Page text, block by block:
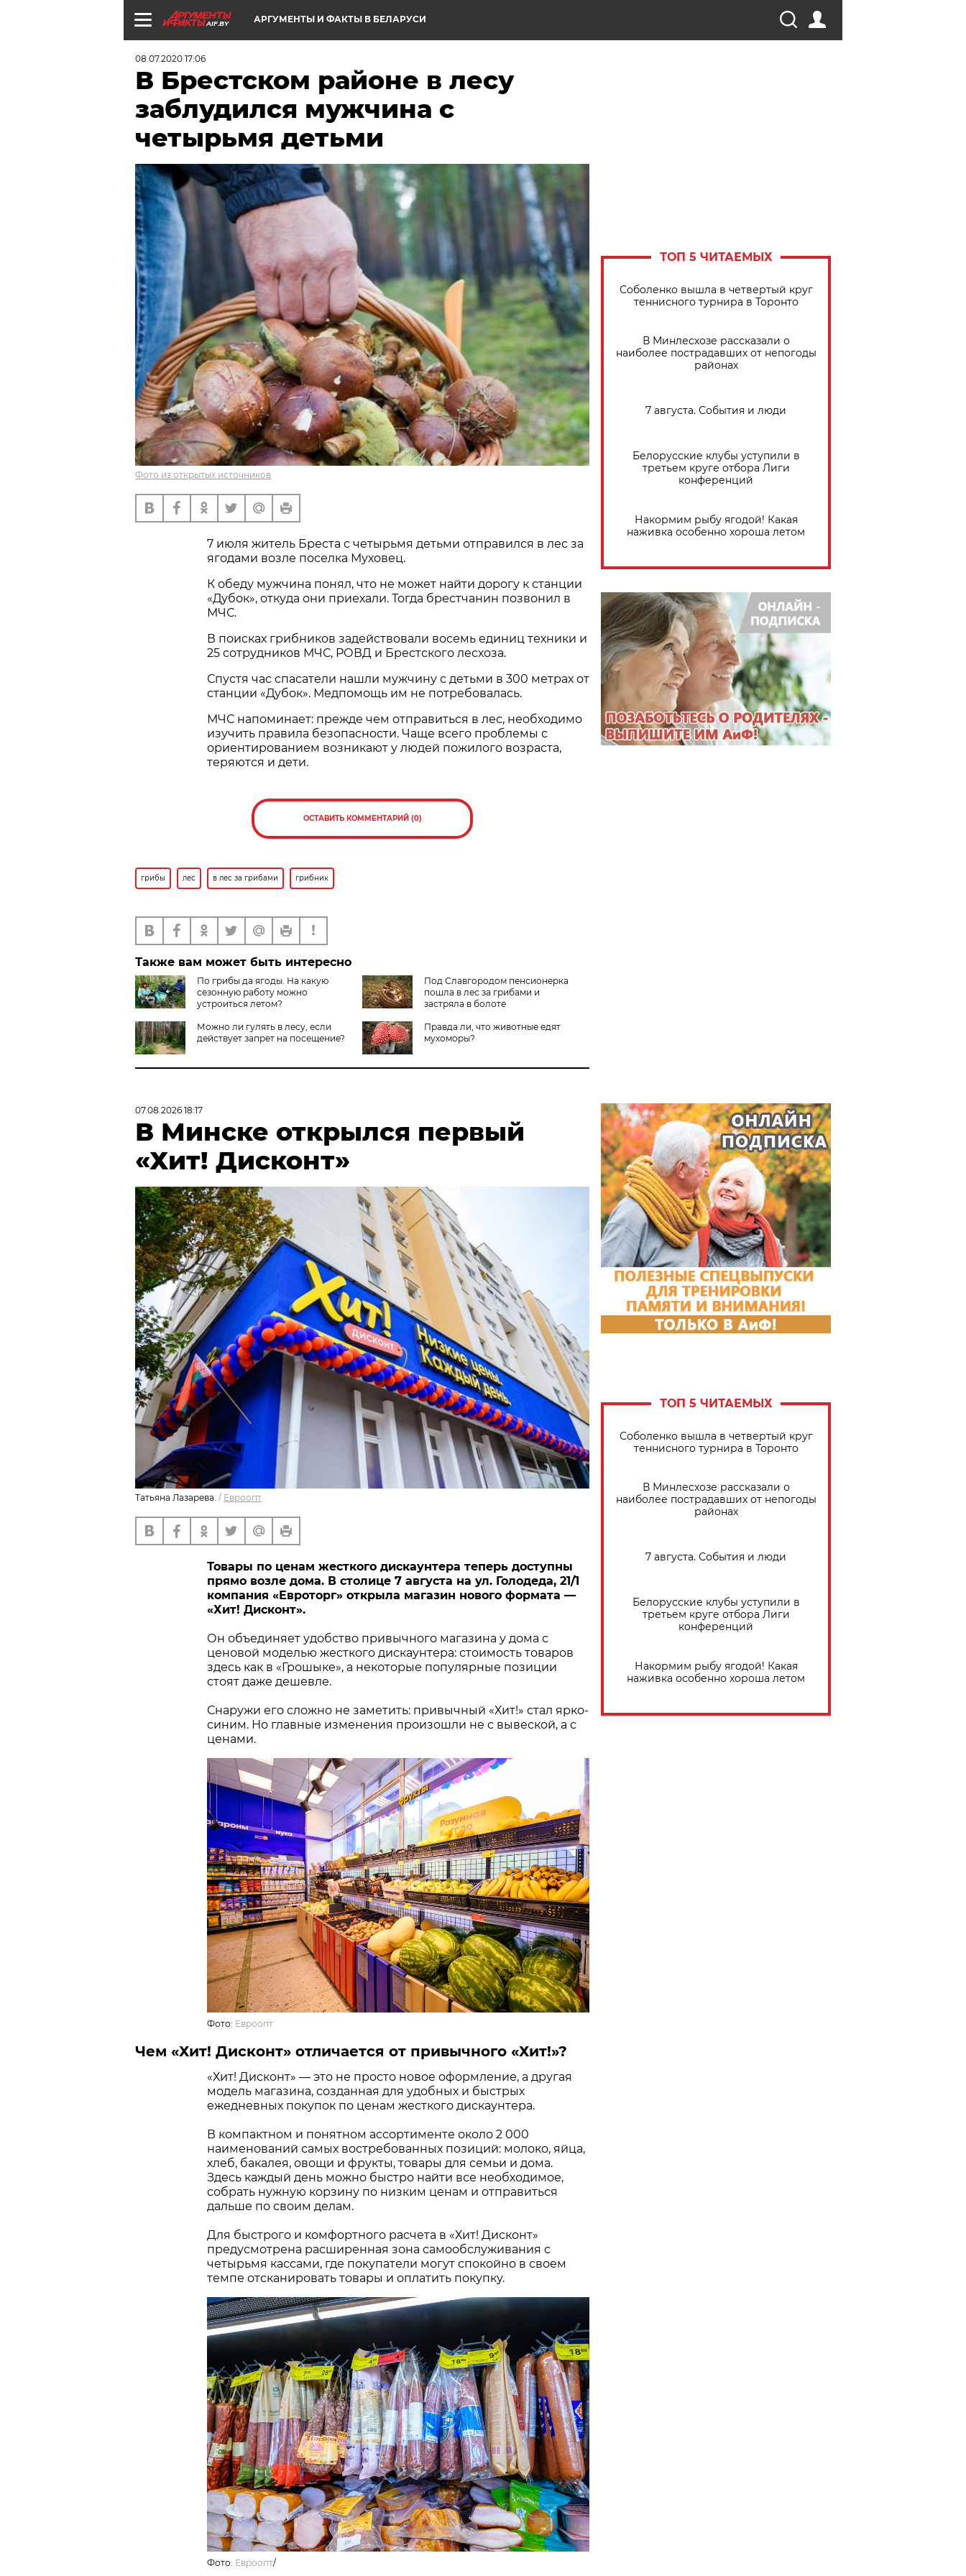
AIF.BY АРГУМЕНТЫ И ФАКТЫ В БЕЛАРУСИ
08.07.2020 17:06
В Брестском районе в лесу
заблудился мужчина с
четырьмя детьми
Фото из открытых источников
7 июля житель Бреста с четырьмя детьми отправился в лес за
ягодами возле поселка Муховец.
К обеду мужчина понял, что не может найти дорогу к станции
«Дубок», откуда они приехали. Тогда брестчанин позвонил в
МЧС.
В поисках грибников задействовали восемь единиц техники и
25 сотрудников МЧС, РОВД и Брестского лесхоза.
Спустя час спасатели нашли мужчину с детьми в 300 метрах от
станции «Дубок». Медпомощь им не потребовалась.
МЧС напоминает: прежде чем отправиться в лес, необходимо
изучить правила безопасности. Чаще всего проблемы с
ориентированием возникают у людей пожилого возраста,
теряются и дети.
ОСТАВИТЬ КОММЕНТАРИЙ (0)
грибы лес в лес за грибами грибник
Также вам может быть интересно
По грибы да ягоды. На какую
сезонную работу можно
устроиться летом?
Под Славгородом пенсионерка
пошла в лес за грибами и
застряла в болоте
Можно ли гулять в лесу, если
действует запрет на посещение?
Правда ли, что животные едят
мухоморы?
ТОП 5 ЧИТАЕМЫХ
Соболенко вышла в четвертый круг
теннисного турнира в Торонто
В Минлесхозе рассказали о
наиболее пострадавших от непогоды
районах
7 августа. События и люди
Белорусские клубы уступили в
третьем круге отбора Лиги
конференций
Накормим рыбу ягодой! Какая
наживка особенно хороша летом
07.08.2026 18:17
В Минске открылся первый
«Хит! Дисконт»
Татьяна Лазарева. / Евроопт
Товары по ценам жесткого дискаунтера теперь доступны
прямо возле дома. В столице 7 августа на ул. Голодеда, 21/1
компания «Евроторг» открыла магазин нового формата —
«Хит! Дисконт».
Он объединяет удобство привычного магазина у дома с
ценовой моделью жесткого дискаунтера: стоимость товаров
здесь как в «Грошыке», а некоторые популярные позиции
стоят даже дешевле.
Снаружи его сложно не заметить: привычный «Хит!» стал ярко-
синим. Но главные изменения произошли не с вывеской, а с
ценами.
Фото: Евроопт
Чем «Хит! Дисконт» отличается от привычного «Хит!»?
«Хит! Дисконт» — это не просто новое оформление, а другая
модель магазина, созданная для удобных и быстрых
ежедневных покупок по ценам жесткого дискаунтера.
В компактном и понятном ассортименте около 2 000
наименований самых востребованных позиций: молоко, яйца,
хлеб, бакалея, овощи и фрукты, товары для семьи и дома.
Здесь каждый день можно быстро найти все необходимое,
собрать нужную корзину по низким ценам и отправиться
дальше по своим делам.
Для быстрого и комфортного расчета в «Хит! Дисконт»
предусмотрена расширенная зона самообслуживания с
четырьмя кассами, где покупатели могут спокойно в своем
темпе отсканировать товары и оплатить покупку.
Фото: Евроопт/
ТОП 5 ЧИТАЕМЫХ
Соболенко вышла в четвертый круг
теннисного турнира в Торонто
В Минлесхозе рассказали о
наиболее пострадавших от непогоды
районах
7 августа. События и люди
Белорусские клубы уступили в
третьем круге отбора Лиги
конференций
Накормим рыбу ягодой! Какая
наживка особенно хороша летом